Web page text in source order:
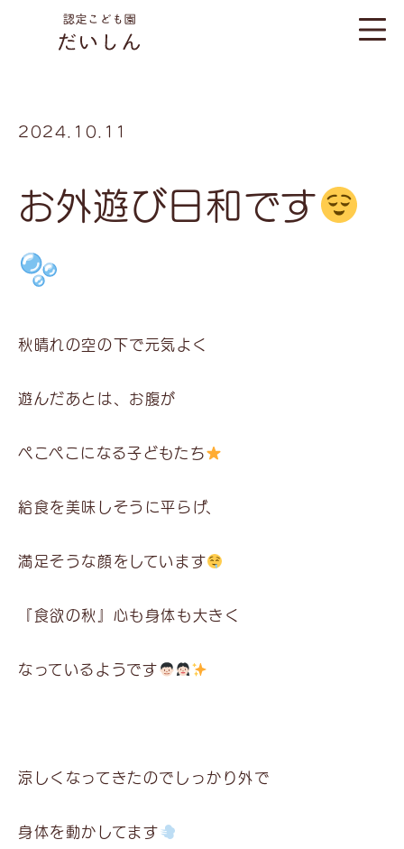
2024.10.11
お外遊び日和です
秋晴れの空の下で元気よく
遊んだあとは、お腹が
ぺこぺこになる子どもたち
給食を美味しそうに平らげ、
満足そうな顔をしています
『食欲の秋』心も身体も大きく
なっているようです
涼しくなってきたのでしっかり外で
身体を動かしてます